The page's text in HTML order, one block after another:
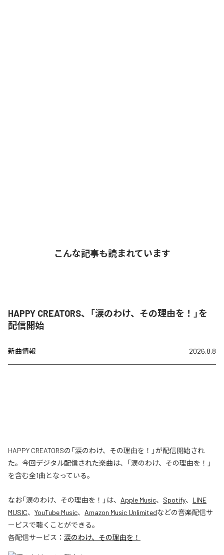
こんな記事も読まれています
HAPPY CREATORS、「涙のわけ、その理由を！」を
配信開始
新曲情報 2026.8.8
HAPPY CREATORSの「涙のわけ、その理由を！」が配信開始され
た。今回デジタル配信された楽曲は、「涙のわけ、その理由を！」
を含む全1曲となっている。
なお「涙のわけ、その理由を！ 」は、 Apple Music、 Spotify、 LINE
MUSIC、 YouTube Music、 Amazon Music Unlimitedなどの音楽配信サ
ービスで聴くことができる。
各配信サービス： 涙のわけ、その理由を！